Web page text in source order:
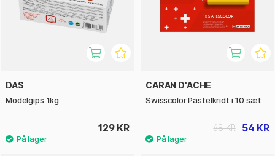
DAS
Modelgips 1kg
129 KR
CARAN D'ACHE
Swisscolor Pastelkridt i 10 sæt
54 KR
68 KR